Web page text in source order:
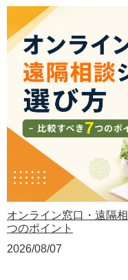
オンライン窓口・遠隔
つのポイント
2026/08/07